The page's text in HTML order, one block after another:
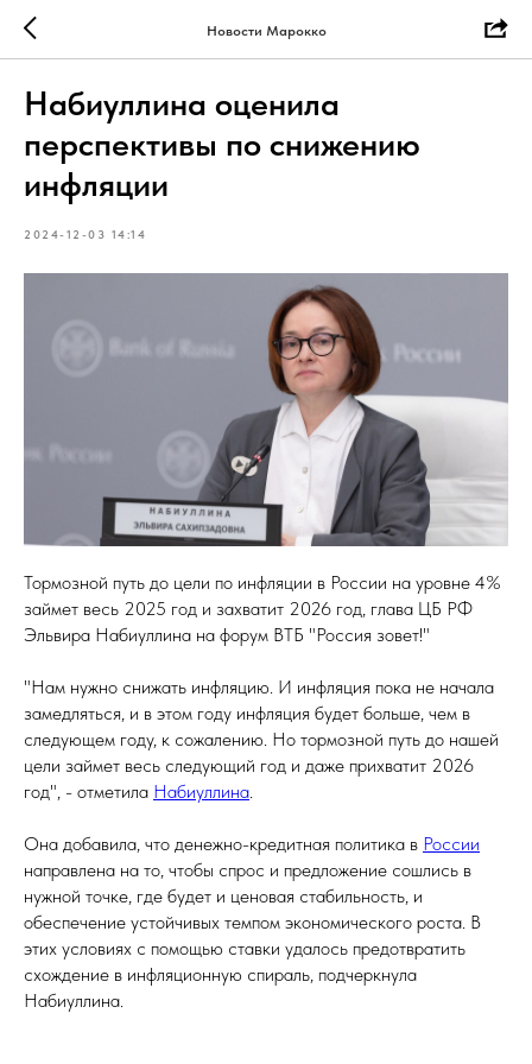
Новости Марокко
Набиуллина оценила
перспективы по снижению
инфляции
2024-12-03 14:14
Тормозной путь до цели по инфляции в России на уровне 4%
займет весь 2025 год и захватит 2026 год, глава ЦБ РФ
Эльвира Набиуллина на форум ВТБ "Россия зовет!"
"Нам нужно снижать инфляцию. И инфляция пока не начала
замедляться, и в этом году инфляция будет больше, чем в
следующем году, к сожалению. Но тормозной путь до нашей
цели займет весь следующий год и даже прихватит 2026
год", - отметила Набиуллина
Она добавила, что денежно-кредитная политика в России
направлена на то, чтобы спрос и предложение сошлись в
нужной точке, где будет и ценовая стабильность, и
обеспечение устойчивых темпом экономического роста. В
этих условиях с помощью ставки удалось предотвратить
схождение в инфляционную спираль, подчеркнула
Набиуллина.